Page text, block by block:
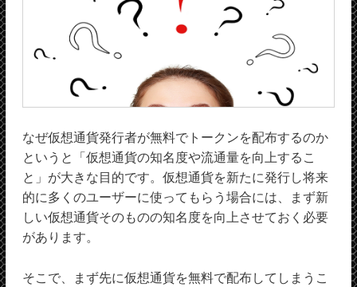
なぜ仮想通貨発行者が無料でトークンを配布するのか
というと「仮想通貨の知名度や流通量を向上するこ
と」が大きな目的です。仮想通貨を新たに発行し将来
的に多くのユーザーに使ってもらう場合には、まず新
しい仮想通貨そのものの知名度を向上させておく必要
があります。
そこで、まず先に仮想通貨を無料で配布してしまうこ